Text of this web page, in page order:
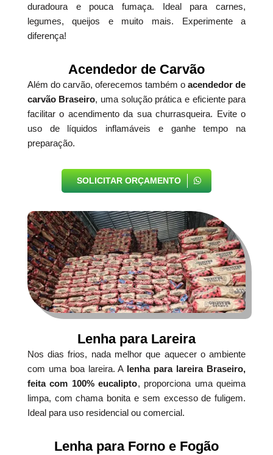
duradoura e pouca fumaça. Ideal para carnes,
legumes, queijos e muito mais. Experimente a
diferença!
Acendedor de Carvão
Além do carvão, oferecemos também oacendedor de
carvão Braseiro, uma solução prática e eficiente para
facilitar o acendimento da sua churrasqueira. Evite o
uso de líquidos inflamáveis e ganhe tempo na
preparação.
SOLICITAR ORÇAMENTO
Lenha para Lareira
Nos dias frios, nada melhor que aquecer o ambiente
com uma boa lareira. A lenha para lareira Braseiro,
feita com 100% eucalipto, proporciona uma queima
limpa, com chama bonita e sem excesso de fuligem.
Ideal para uso residencial ou comercial.
Lenha para Forno e Fogão